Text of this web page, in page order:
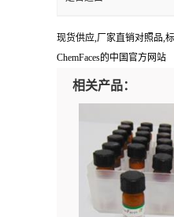
现货供应,厂家直销对照品,
ChemFaces的中国官方网站
相关产品：